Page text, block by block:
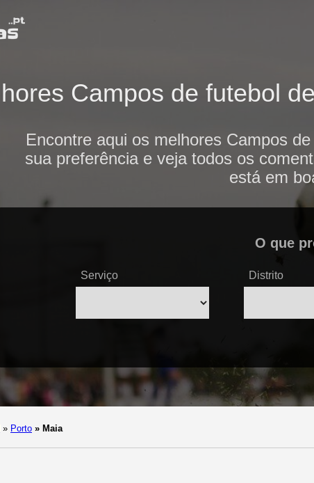
Campos de futebol
Encontre aqui os melhores Campos
sua preferência e veja todos os
está em
O que
Serviço Distrito
» Porto » Maia